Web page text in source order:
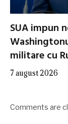
SUA impun
militare cu
7 august 2026
Comments are